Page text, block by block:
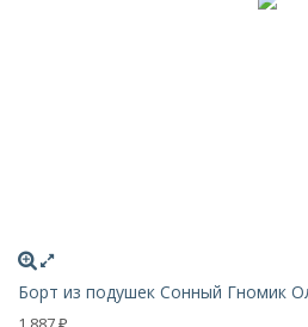
Борт из подушек Сонный Гномик
₽